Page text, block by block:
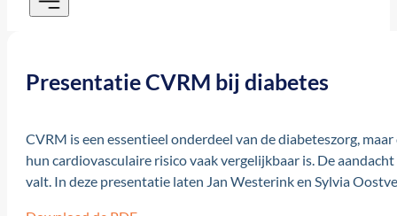
Presentatie CVRM bij diabetes
CVRM is een essentieel onderdeel van de diabeteszorg,
hun cardiovasculaire risico vaak vergelijkbaar is. De
valt. In deze presentatie laten Jan Westerink en Sylvia